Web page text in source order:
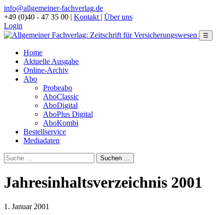
info@allgemeiner-fachverlag.de
+49 (0)40 - 47 35 00 | Kontakt | Über uns
Login
☰
Home
Aktuelle Ausgabe
Online-Archiv
Abo
Probeabo
AboClassic
AboDigital
AboPlus Digital
AboKombi
Bestellservice
Mediadaten
Jahresinhaltsverzeichnis 2001
1. Januar 2001